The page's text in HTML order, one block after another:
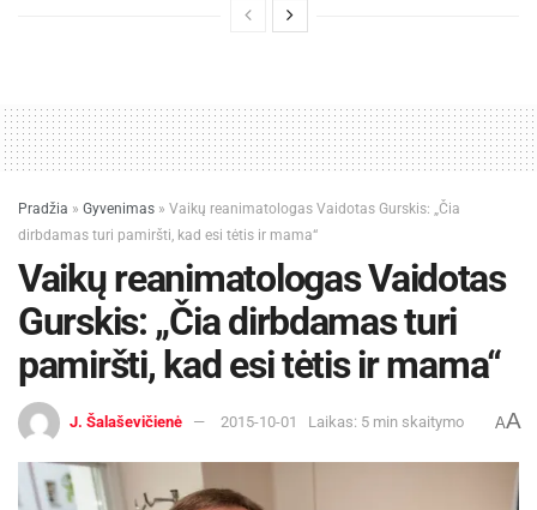
Pradžia » Gyvenimas » Vaikų reanimatologas Vaidotas Gurskis: „Čia
dirbdamas turi pamiršti, kad esi tėtis ir mama“
Vaikų reanimatologas Vaidotas
Gurskis: „Čia dirbdamas turi
pamiršti, kad esi tėtis ir mama“
J. Šalaševičienė 2015-10-01 Laikas: 5 min skaitymo AA